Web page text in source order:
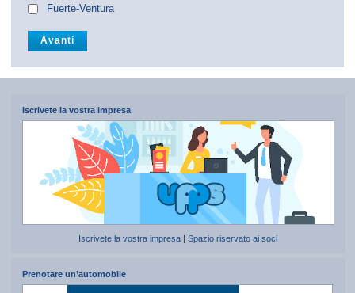
Fuerte-Ventura
Iscrivete la vostra impresa
Iscrivete la vostra impresa |Spazio riservato ai soci
Prenotare un’automobile